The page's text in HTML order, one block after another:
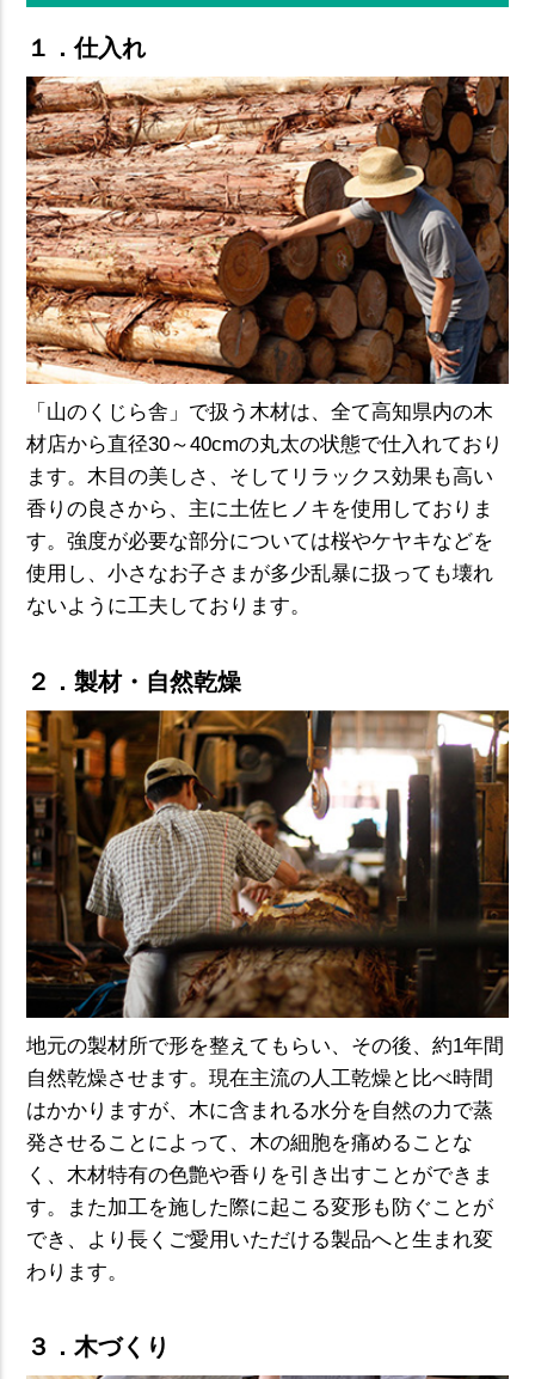
１．仕入れ
「山のくじら舎」で扱う木材は、全て高知県内の木
材店から直径30～40cmの丸太の状態で仕入れており
ます。木目の美しさ、そしてリラックス効果も高い
香りの良さから、主に土佐ヒノキを使用しておりま
す。強度が必要な部分については桜やケヤキなどを
使用し、小さなお子さまが多少乱暴に扱っても壊れ
ないように工夫しております。
２．製材・自然乾燥
地元の製材所で形を整えてもらい、その後、約1年間
自然乾燥させます。現在主流の人工乾燥と比べ時間
はかかりますが、木に含まれる水分を自然の力で蒸
発させることによって、木の細胞を痛めることな
く、木材特有の色艶や香りを引き出すことができま
す。また加工を施した際に起こる変形も防ぐことが
でき、より長くご愛用いただける製品へと生まれ変
わります。
３．木づくり